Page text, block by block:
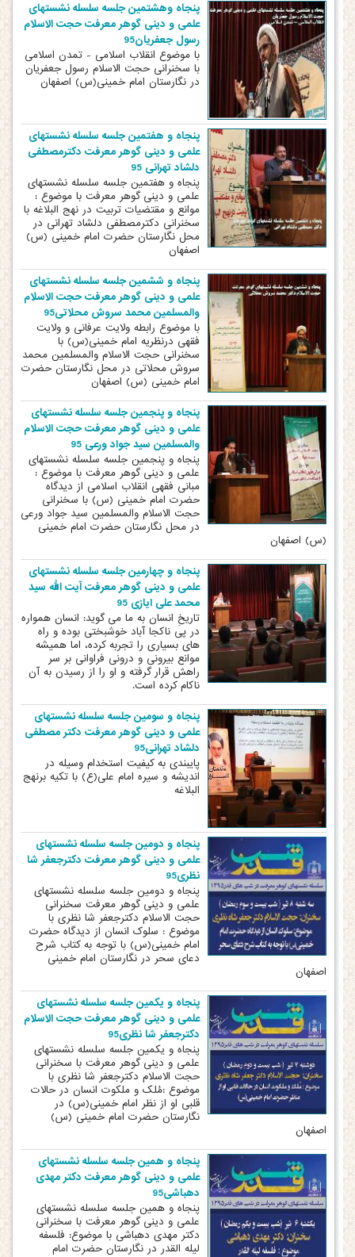
پنجاه وهشتمین جلسه سلسله نشستهای
علمی و دینی گوهر معرفت حجت الاسلام
رسول جعفریان95
با موضوع انقلاب اسلامی - تمدن اسلامی
با سخنرانی حجت الاسلام رسول جعفریان
در نگارستان امام خمینی(س) اصفهان
پنجاه و هفتمین جلسه سلسله نشستهای
علمی و دینی گوهر معرفت دکترمصطفی
دلشاد تهرانی 95
پنجاه و هفتمین جلسه سلسله نشستهای
علمی و دینی گوهر معرفت با موضوع :
موانع و مقتضیات تربیت در نهج البلاغه با
سخنرانی دکترمصطفی دلشاد تهرانی در
محل نگارستان حضرت امام خمینی (س)
اصفهان
پنجاه و ششمین جلسه سلسله نشستهای
علمی و دینی گوهر معرفت حجت الاسلام
والمسلمین محمد سروش محلاتی95
با موضوع رابطه ولایت عرفانی و ولایت
فقهی درنظریه امام خمینی(س) با
سخنرانی حجت الاسلام والمسلمین محمد
سروش محلاتی در محل نگارستان حضرت
امام خمینی (س) اصفهان
پنجاه و پنجمین جلسه سلسله نشستهای
علمی و دینی گوهر معرفت حجت الاسلام
والمسلمین سید جواد ورعی 95
پنجاه و پنجمین جلسه سلسله نشستهای
علمی و دینی گوهر معرفت با موضوع :
مبانی فقهی انقلاب اسلامی از دیدگاه
حضرت امام خمینی (س) با سخنرانی
حجت الاسلام والمسلمین سید جواد ورعی
در محل نگارستان حضرت امام خمینی
(س) اصفهان
پنجاه و چهارمین جلسه سلسله نشستهای
علمی و دینی گوهر معرفت آیت الله سید
محمد علی ایازی 95
تاریخِ انسان به ما می گوید: انسان همواره
در پی ناکجا آباد خوشبختی بوده و راه
های بسیاری را تجربه کرده، اما همیشه
موانع بیرونی و درونی فراوانی بر سر
راهش قرار گرفته و او را از رسیدن به آن
ناکام کرده است.
پنجاه و سومین جلسه سلسله نشستهای
علمی و دینی گوهر معرفت دکتر مصطفی
دلشاد تهرانی95
پایبندی به کیفیت استخدام وسیله در
اندیشه و سیره امام علی(ع) با تکیه برنهج
البلاغه
پنجاه و دومین جلسه سلسله نشستهای
علمی و دینی گوهر معرفت دکترجعفر شا
نظری95
پنجاه و دومین جلسه سلسله نشستهای
علمی و دینی گوهر معرفت سخنرانی
حجت الاسلام دکترجعفر شا نظری با
موضوع : سلوک انسان از دیدگاه حضرت
امام خمینی(س) با توجه به کتاب شرح
دعای سحر در نگارستان امام خمینی
اصفهان
پنجاه و یکمین جلسه سلسله نشستهای
علمی و دینی گوهر معرفت حجت الاسلام
دکترجعفر شا نظری95
پنجاه و یکمین جلسه سلسله نشستهای
علمی و دینی گوهر معرفت با سخنرانی
حجت الاسلام دکترجعفر شا نظری با
موضوع :مُلک و ملکوت انسان در حالات
قلبی او از نظر امام خمینی(س) در
نگارستان حضرت امام خمینی (س)
اصفهان
پنجاه و همین جلسه سلسله نشستهای
علمی و دینی گوهر معرفت دکتر مهدی
دهباشی95
پنجاه و همین جلسه سلسله نشستهای
علمی و دینی گوهر معرفت با سخنرانی
دکتر مهدی دهباشی با موضوع: فلسفه
لیله القدر در نگارستان حضرت امام